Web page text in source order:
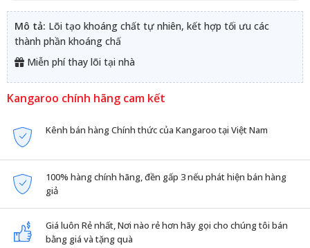
Mô tả: Lõi tạo khoáng chất tự nhiên, kết hợp tối ưu các
thành phần khoáng chấ
Miễn phí thay lõi tại nhà
Kangaroo chính hãng cam kết
Kênh bán hàng Chính thức của Kangaroo tại Việt Nam
100% hàng chính hãng, đền gấp 3 nếu phát hiện bán hàng
giả
Giá luôn Rẻ nhất, Nơi nào rẻ hơn hãy gọi cho chúng tôi bán
bằng giá và tặng quà